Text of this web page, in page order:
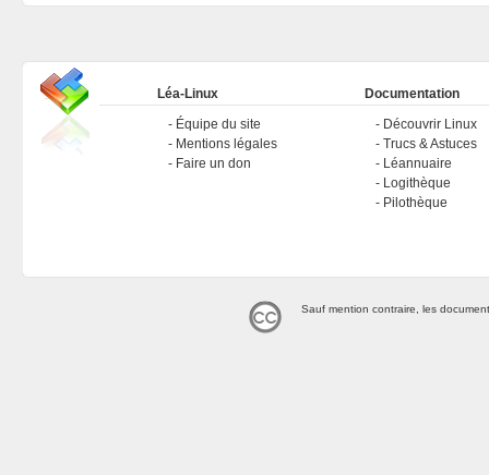
Léa-Linux
Équipe du site
Mentions légales
Faire un don
Documentation
Découvrir Linux
Trucs & Astuces
Léannuaire
Logithèque
Pilothèque
Sauf mention contraire, les